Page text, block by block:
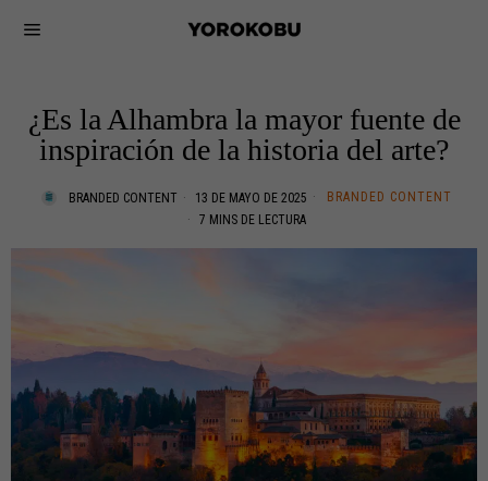
¿Es la Alhambra la mayor fuente de
inspiración de la historia del arte?
BRANDED CONTENT 13 DE MAYO DE 2025
BRANDED CONTENT
7 MINS DE LECTURA